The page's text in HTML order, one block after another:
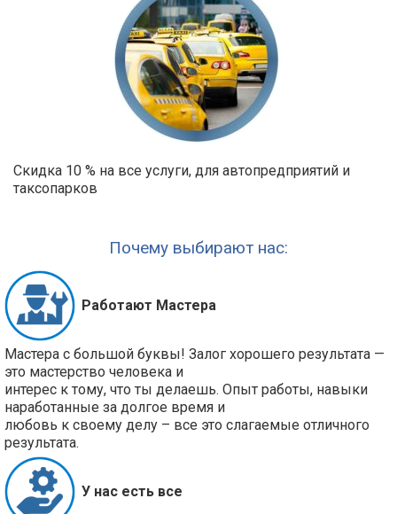
Скидка 10 % на все услуги, для автопредприятий и
таксопарков
Почему выбирают нас:
Работают Мастера
Мастера с большой буквы! Залог хорошего результата —
это мастерство человека и
интерес к тому, что ты делаешь. Опыт работы, навыки
наработанные за долгое время и
любовь к своему делу – все это слагаемые отличного
результата.
У нас есть все